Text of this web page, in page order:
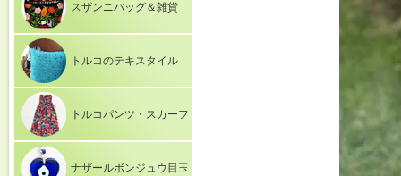
スザンニバッグ＆雑貨
トルコのテキスタイル
トルコパンツ・スカーフ
ナザールボンジュウ目玉